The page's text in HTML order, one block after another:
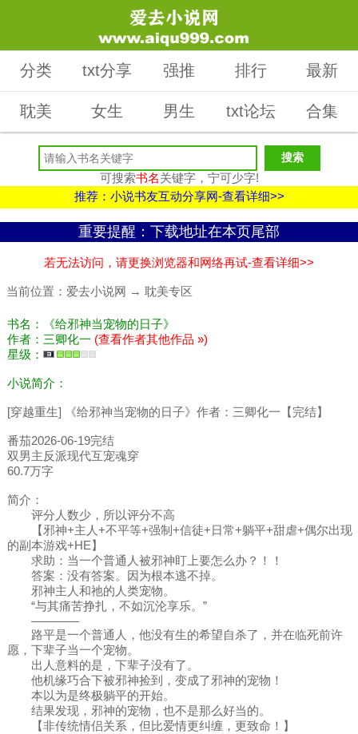
分类 txt分享 强推 排行 最新
耽美 女生 男生 txt论坛 合集
可搜索书名关键字，宁可少字!
推荐：小说书友互动分享网-查看详细>>
重要提醒：下载地址在本页尾部
若无法访问，请更换浏览器和网络再试-查看详细>>
当前位置： 爱去小说网 → 耽美专区
书名：《给邪神当宠物的日子》
作者：三卿化一 (查看作者其他作品 »)
星级：
小说简介：
[穿越重生] 《给邪神当宠物的日子》作者：三卿化一【完结】
番茄2026-06-19完结
双男主反派现代互宠魂穿
60.7万字
简介：
评分人数少，所以评分不高
【邪神+主人+不平等+强制+信徒+日常+躺平+甜虐+偶尔出现
的副本游戏+HE】
求助：当一个普通人被邪神盯上要怎么办？！！
答案：没有答案。因为根本逃不掉。
邪神主人和祂的人类宠物。
“与其痛苦挣扎，不如沉沦享乐。”
————
路平是一个普通人，他没有生的希望自杀了，并在临死前许
愿，下辈子当一个宠物。
出人意料的是，下辈子没有了。
他机缘巧合下被邪神捡到，变成了邪神的宠物！
本以为是终极躺平的开始。
结果发现，邪神的宠物，也不是那么好当的。
【非传统情侣关系，但比爱情更纠缠，更致命！】